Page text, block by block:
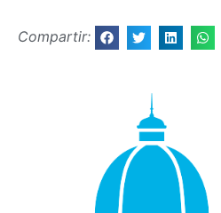
Compartir: